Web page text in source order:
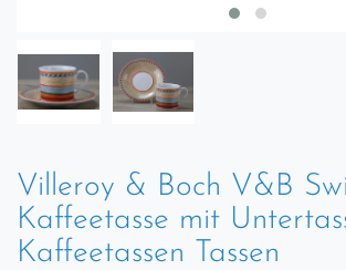
Villeroy & Boch V&B
Kaffeetasse mit
Kaffeetassen Tassen